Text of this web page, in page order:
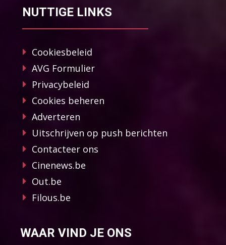
NUTTIGE LINKS
Cookiesbeleid
AVG Formulier
Privacybeleid
Cookies beheren
Adverteren
Uitschrijven op push berichten
Contacteer ons
Cinenews.be
Out.be
Filous.be
WAAR VIND JE ONS